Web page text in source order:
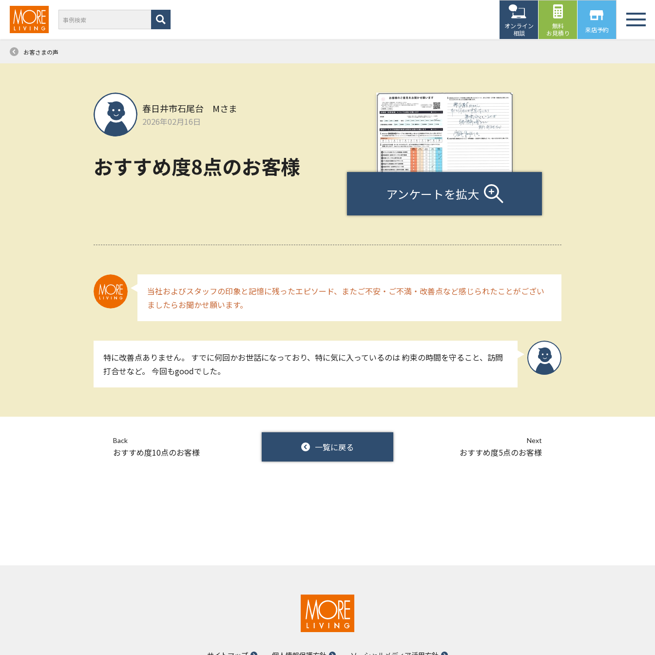
オンライン
相談
無料
お見積り
来店予約
お客さまの声
春日井市石尾台 Mさま
2026年02月16日
おすすめ度8点のお客様
アンケートを拡大
当社およびスタッフの印象と記憶に残ったエピソード、またご不安・ご不満・改善点など感じられたことがござい
ましたらお聞かせ願います。
特に改善点ありません。 すでに何回かお世話になっており、特に気に入っているのは 約束の時間を守ること、訪問
打合せなど。 今回もgoodでした。
Back
おすすめ度10点のお客様 一覧に戻る
Next
おすすめ度5点のお客様